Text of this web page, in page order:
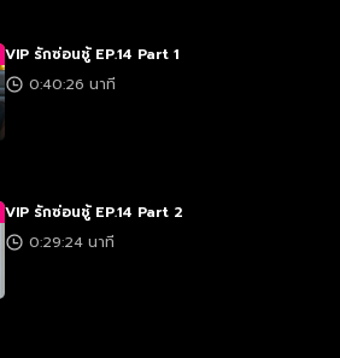
VIP รักซ่อนชู้ EP.14 Part 1
0:40:26 นาที
VIP รักซ่อนชู้ EP.14 Part 2
0:29:24 นาที